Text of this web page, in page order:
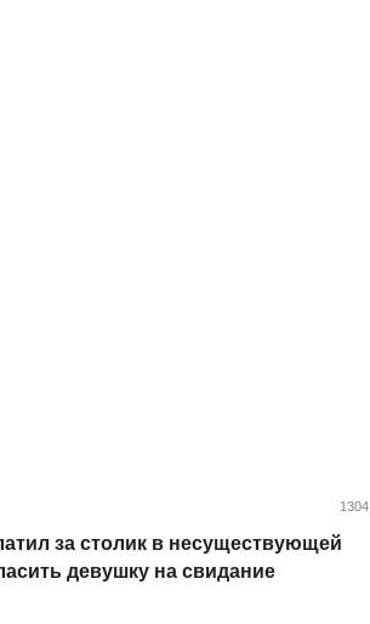
1304
за столик в несуществующей
девушку на свидание